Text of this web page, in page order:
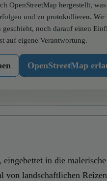
OpenStreetMap hergestellt,
und zu protokollieren. Wir
noch darauf einen
auf eigene Verantwortung.
OpenStreetMap
in die
von landschaftlichen